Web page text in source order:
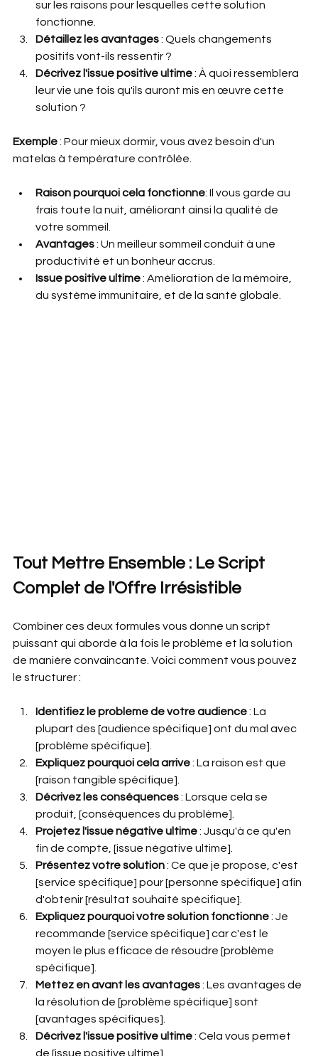
sur les raisons pour lesquelles cette solution
fonctionne.
Détaillez les avantages : Quels changements
positifs vont-ils ressentir ?
Décrivez l'issue positive ultime : À quoi ressemblera
leur vie une fois qu'ils auront mis en œuvre cette
solution ?
Exemple : Pour mieux dormir, vous avez besoin d'un
matelas à température contrôlée.
Raison pourquoi cela fonctionne: Il vous garde au
frais toute la nuit, améliorant ainsi la qualité de
votre sommeil.
Avantages : Un meilleur sommeil conduit à une
productivité et un bonheur accrus.
Issue positive ultime : Amélioration de la mémoire,
du système immunitaire, et de la santé globale.
Tout Mettre Ensemble : Le Script
Complet de l'Offre Irrésistible
Combiner ces deux formules vous donne un script
puissant qui aborde à la fois le problème et la solution
de manière convaincante. Voici comment vous pouvez
le structurer :
Identifiez le probleme de votre audience : La
plupart des [audience spécifique] ont du mal avec
[problème spécifique].
Expliquez pourquoi cela arrive : La raison est que
[raison tangible spécifique].
Décrivez les conséquences : Lorsque cela se
produit, [conséquences du problème].
Projetez l'issue négative ultime : Jusqu'à ce qu'en
fin de compte, [issue négative ultime].
Présentez votre solution : Ce que je propose, c'est
[service spécifique] pour [personne spécifique] afin
d'obtenir [résultat souhaité spécifique].
Expliquez pourquoi votre solution fonctionne : Je
recommande [service spécifique] car c'est le
moyen le plus efficace de résoudre [problème
spécifique].
Mettez en avant les avantages : Les avantages de
la résolution de [problème spécifique] sont
[avantages spécifiques].
Décrivez l'issue positive ultime : Cela vous permet
de [issue positive ultime].